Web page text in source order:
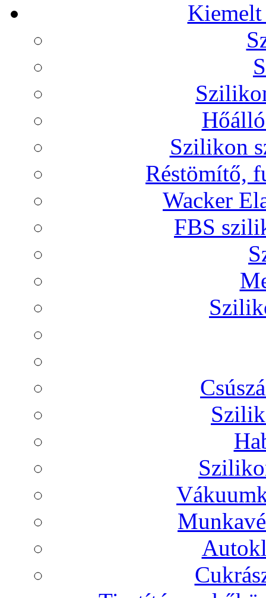
Szilikon
Réstömítő,
Wacker
FBS